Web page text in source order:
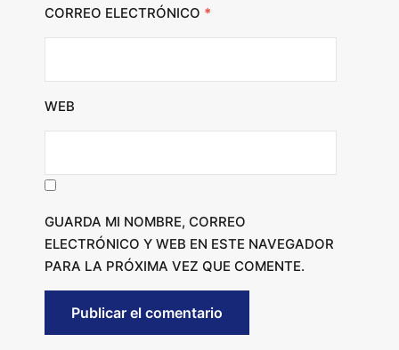
CORREO ELECTRÓNICO *
WEB
GUARDA MI NOMBRE, CORREO
ELECTRÓNICO Y WEB EN ESTE NAVEGADOR
PARA LA PRÓXIMA VEZ QUE COMENTE.